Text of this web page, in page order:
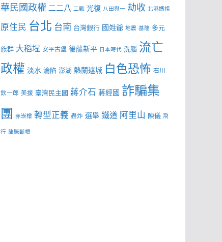
華民國政權 二二八 二戰 光復 八田與一 劫收 北港媽祖
原住民 台北 台南 台灣銀行 國姓爺 地震 基隆 多元
族群 大稻埕 安平古堡 後藤新平 日本時代 洗腦 流亡
政權 淡水 淪陷 澎湖 熱蘭遮城 白色恐怖 石川
欽一郎 美援 臺灣民主國 蔣介石 蔣經國 詐騙集
團 赤崁樓 轉型正義 轟炸 選舉 鐵道 阿里山 陳儀 飛
行 龍騰斷橋